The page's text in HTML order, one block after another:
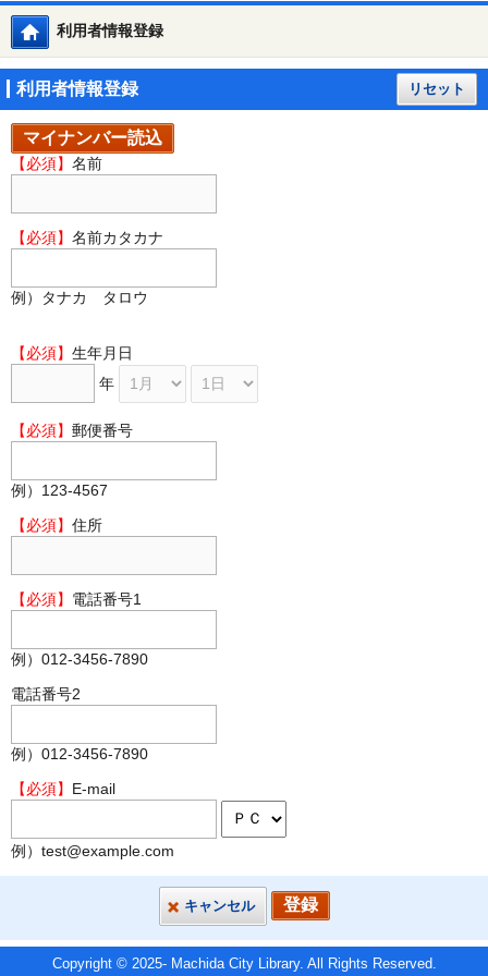
利用者情報登録
トップメニュー
利用者情報登録 リセット
マイナンバー読込
【必須】 名前
【必須】 名前カタカナ
例）タナカ タロウ
【必須】 生年月日
年
【必須】 郵便番号
例）123-4567
【必須】 住所
【必須】 電話番号1
例）012-3456-7890
電話番号2
例）012-3456-7890
【必須】 E-mail
例）test@example.com
キャンセル
Copyright © 2025- Machida City Library. All Rights Reserved.